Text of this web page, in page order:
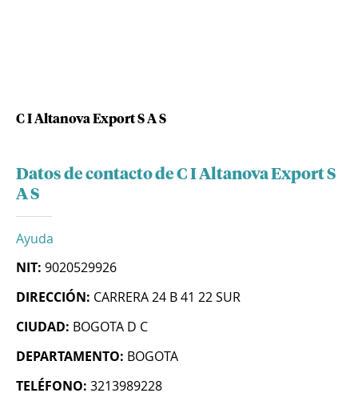
C I Altanova Export S A S
Datos de contacto de C I Altanova Export S
A S
Ayuda
NIT: 9020529926
DIRECCIÓN: CARRERA 24 B 41 22 SUR
CIUDAD: BOGOTA D C
DEPARTAMENTO: BOGOTA
TELÉFONO: 3213989228